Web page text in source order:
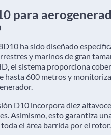
para
ha sido diseñado
y marinos de gran
el sistema proporciona
hasta 600 metros y
D10 incorpora diez
Asimismo, esto garantiza
el área barrida por el rotor.